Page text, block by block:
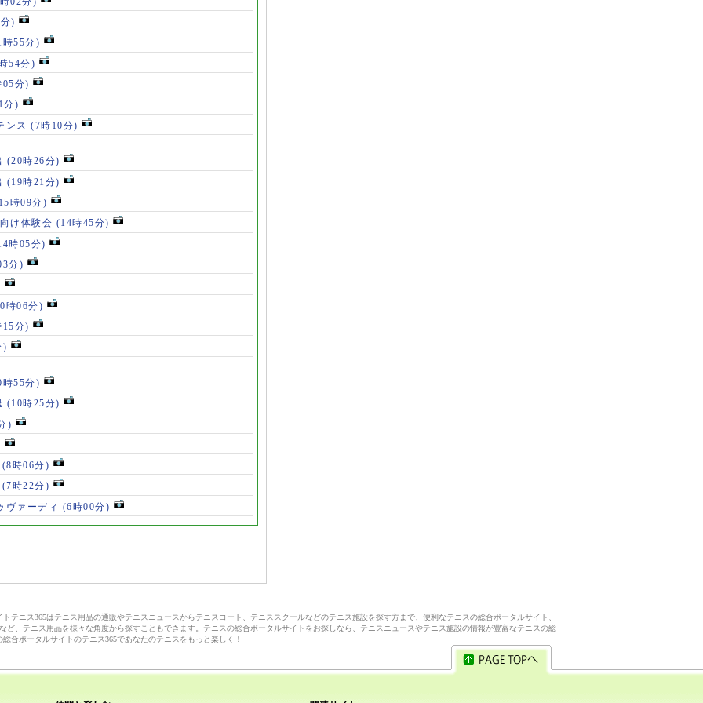
)
時55分)
54分)
05分)
分)
ンス (7時10分)
(20時26分)
(19時21分)
時09分)
け体験会 (14時45分)
時05分)
分)
時06分)
15分)
)
時55分)
(10時25分)
)
(8時06分)
(7時22分)
ヴァーディ (6時00分)
テニス365はテニス用品の通販やテニスニュースからテニスコート、テニススクールなどのテニス施設を探す方まで、便利なテニスの総合ポータルサイト、
ど、テニス用品を様々な角度から探すこともできます。テニスの総合ポータルサイトをお探しなら、テニスニュースやテニス施設の情報が豊富なテニスの総
合ポータルサイトのテニス365であなたのテニスをもっと楽しく！